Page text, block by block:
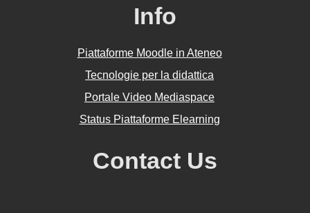
Info
Piattaforme Moodle in Ateneo
Tecnologie per la didattica
Portale Video Mediaspace
Status Piattaforme Elearning
Contact Us